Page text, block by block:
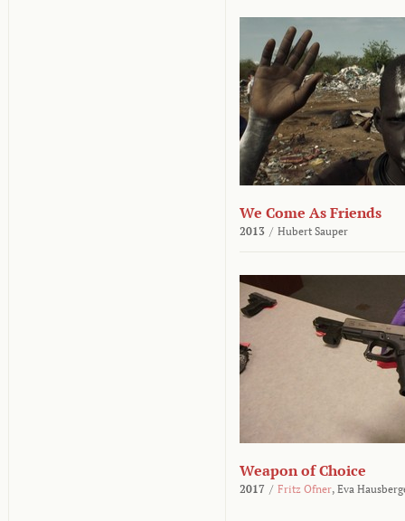
We Come As Friends
2013 / Hubert Sauper
Weapon of Choice
2017 / Fritz Ofner, Eva